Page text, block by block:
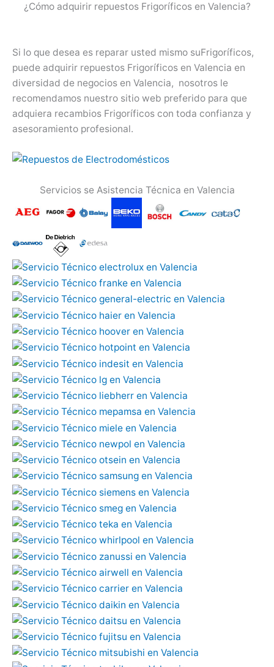
¿Cómo adquirir repuestos Frigoríficos en Valencia?
Si lo que desea es reparar usted mismo suFrigoríficos,
puede adquirir repuestos Frigoríficos en Valencia en
diversidad de negocios en Valencia, nosotros le
recomendamos nuestro sitio web preferido para que
adquiera recambios Frigoríficos con toda confianza y
asesoramiento profesional.
Servicios se Asistencia Técnica en Valencia